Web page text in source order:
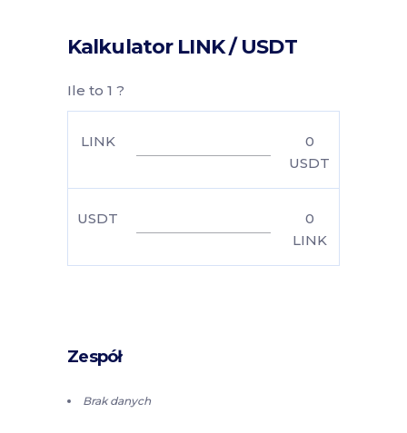
Kalkulator LINK / USDT
Ile to 1 ?
LINK
0
USDT
USDT
0
LINK
Zespół
Brak danych